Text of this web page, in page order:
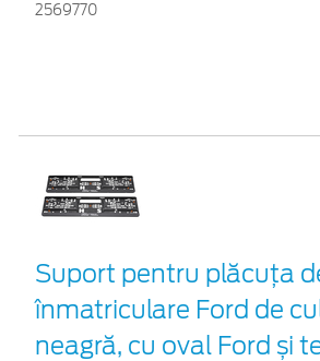
2569770
Suport pentru plăcuța
înmatriculare Ford de
neagră, cu oval Ford și